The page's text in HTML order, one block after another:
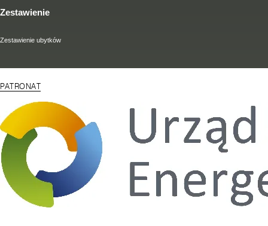
Zestawienie
Zestawienie ubytków
PATRONAT